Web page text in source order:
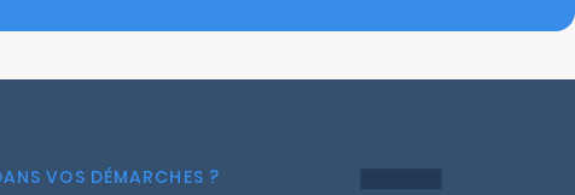
VOS DÉMARCHES ?